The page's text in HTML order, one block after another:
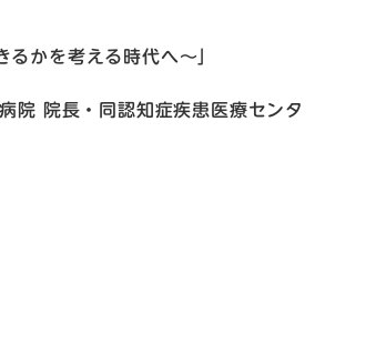
かを考える時代へ～」
・同認知症疾患医療センタ